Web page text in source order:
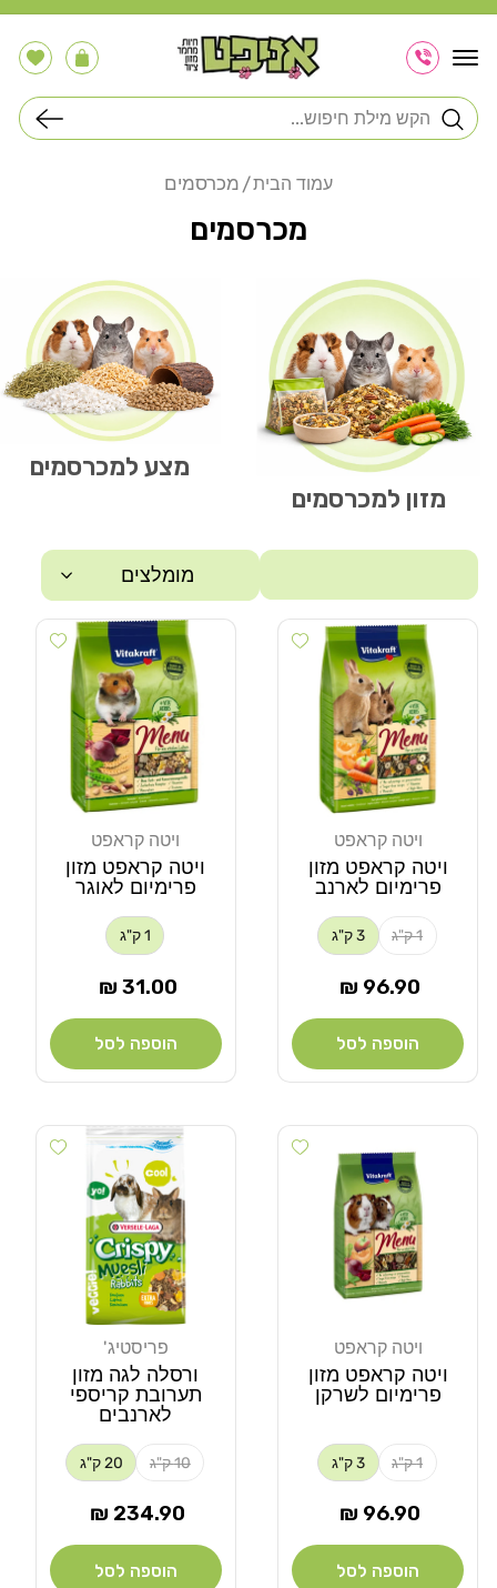
דלג
לתוכן
חיפוש
עֲגָלָההרשימה
שלי
עמוד הבית מכרסמים
מכרסמים
מזון למכרסמים
מצע למכרסמים
סינון
מומלצים
Add wishlist
ויטה קראפט
ויטה קראפט מזון
פרימיום לארנב
1 ק"ג 3 ק"ג
מחיר
96.90 ₪
הוספה לסל
wishlist
ויטה קראפט
ויטה קראפט מזון
פרימיום לאוגר
1 ק"ג
מחיר
31.00 ₪
הוספה לסל
Add wishlist
ויטה קראפט
ויטה קראפט מזון
פרימיום לשרקן
1 ק"ג 3 ק"ג
מחיר
96.90 ₪
הוספה לסל
wishlist
פריסטיג'
ורסלה לגה מזון
תערובת קריספי
לארנבים
10 ק"ג 20 ק"ג
מחיר
234.90 ₪
הוספה לסל